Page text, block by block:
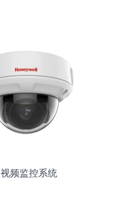
视频监控系统